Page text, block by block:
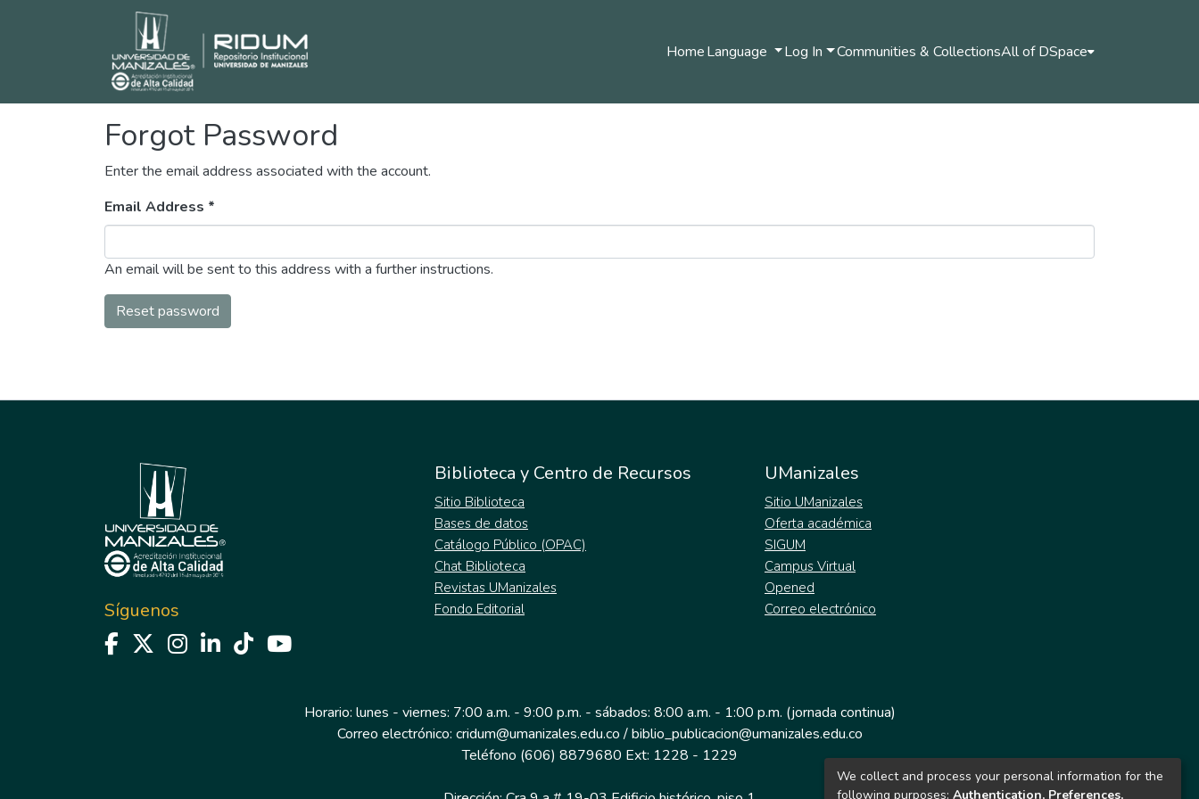
HomeLanguage Log In Communities & CollectionsAll of DSpace
Forgot Password
Enter the email address associated with the account.
Email Address *
An email will be sent to this address with a further instructions.
Reset password
Síguenos
Biblioteca y Centro de Recursos
Sitio Biblioteca
Bases de datos
Catálogo Público (OPAC)
Chat Biblioteca
Revistas UManizales
Fondo Editorial
UManizales
Sitio UManizales
Oferta académica
SIGUM
Campus Virtual
Opened
Correo electrónico
Horario: lunes - viernes: 7:00 a.m. - 9:00 p.m. - sábados: 8:00 a.m. - 1:00 p.m. (jornada continua)
Correo electrónico: cridum@umanizales.edu.co / biblio_publicacion@umanizales.edu.co
Teléfono (606) 8879680 Ext: 1228 - 1229
We collect and process your personal information for the
following purposes: Authentication, Preferences,